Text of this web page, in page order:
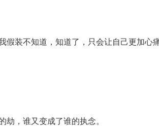
假装不知道，知道了，只会让自己更加心
劫，谁又变成了谁的执念。